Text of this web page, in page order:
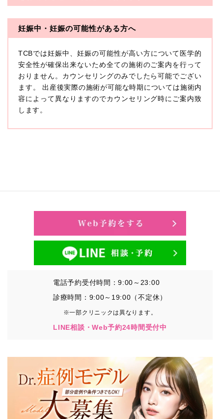
・医療法人社団創彩会
本プライバシーポリシーにおいて「個人情報」とは、生
存する個人に関する情報であって、当該情報に含まれる
氏名、生年月日その他の記述等により特定の個人を識別
できるもの又は個人識別符号（個人情報保護委員会の政
令に準じます。）が含まれるものをいいます。
収集した患者様に関する情報には、単独のままでは特定
の個人を識別できない情報もありますが、他の情報と組
み合わせることにより特定の個人を識別できる場合、か
に扱うものとします。
①TCBグループが患者様から取得する情報
・その他、特定の個人を識別することができる情報
②TCBグループが各種サービスの利用に関連して取得す
日時、閲覧履歴等に関連する情報
（これには、Cookie情報、アクセスログ等の利用状況に
関する情報を含みます。）
③TCBグループが第三者から間接的に収集する情報
患者様の同意を得た上で、以下の情報をパブリックDMP
・患者様の閲覧履歴、端末等の情報
【利用目的】
TCBグループは取得情報を以下の目的で利用いたしま
す。
妊娠中・妊娠の可能性がある方へ
TCBでは妊娠中、妊娠の可能性が高い方について医学的
安全性が確保出来ないため全ての施術のご案内を行って
おりません。カウンセリングのみでしたら可能でござい
ます。 出産後実際の施術が可能な時期については施術内
容によって異なりますのでカウンセリング時にご案内致
します。
電話予約受付時間：9:00～23:00
診療時間：9:00～19:00（不定休）
※一部クリニックは異なります。
LINE相談・Web予約24時間受付中